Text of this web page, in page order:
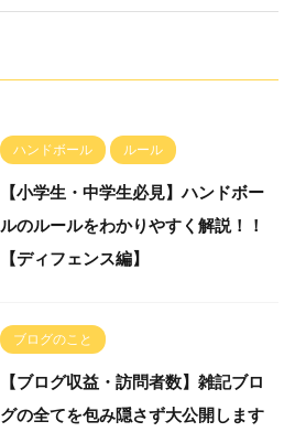
ハンドボール ルール
【小学生・中学生必見】ハンドボー
ルのルールをわかりやすく解説！！
【ディフェンス編】
ブログのこと
【ブログ収益・訪問者数】雑記ブロ
グの全てを包み隠さず大公開します